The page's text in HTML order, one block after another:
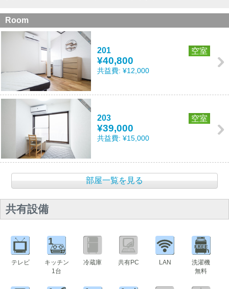
Room
201 空室
¥40,800
共益費: ¥12,000
203 空室
¥39,000
共益費: ¥15,000
部屋一覧を見る
共有設備
テレビ
1
キッチン
1台
冷蔵庫 共有PC LAN
洗濯機
無料